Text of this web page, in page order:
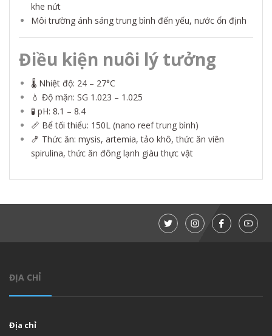
khe nứt
Môi trường ánh sáng trung bình đến yếu, nước ổn định
Điều kiện nuôi lý tưởng
🌡️ Nhiệt độ: 24 – 27°C
💧 Độ mặn: SG 1.023 – 1.025
🧪 pH: 8.1 – 8.4
📏 Bể tối thiểu: 150L (nano reef trung bình)
🍤 Thức ăn: mysis, artemia, tảo khô, thức ăn viên
spirulina, thức ăn đông lạnh giàu thực vật
ĐỊA CHỈ
Địa chỉ